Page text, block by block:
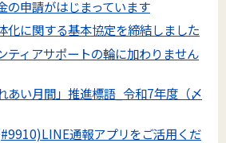
の申請がはじまっています
化に関する基本協定を締結しました
ティアサポートの輪に加わりません
あい月間」推進標語_令和7年度（〆
通報アプリをご活用くだ